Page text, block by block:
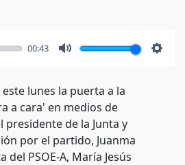
00:43
lunes la puerta a la
a cara' en medios de
de la Junta y
por el partido, Juanma
PSOE-A, María Jesús